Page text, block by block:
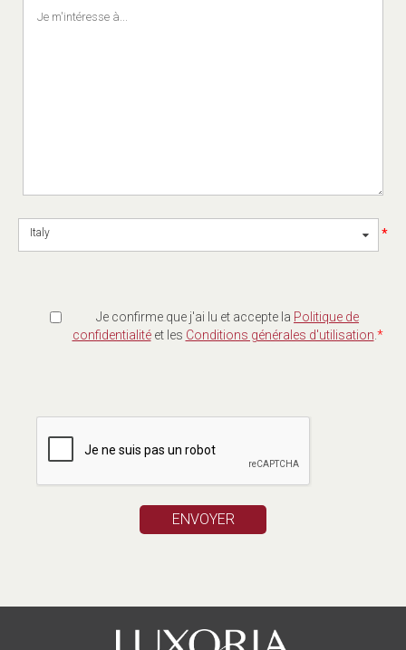
Italy *
Je confirme que j'ai lu et accepte la Politique de
confidentialitéet les Conditions générales d'utilisation *